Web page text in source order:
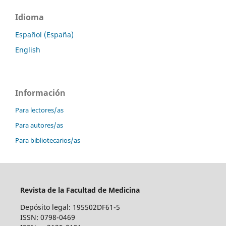
Idioma
Español (España)
English
Información
Para lectores/as
Para autores/as
Para bibliotecarios/as
Revista de la Facultad de Medicina
Depósito legal: 195502DF61-5
ISSN: 0798-0469